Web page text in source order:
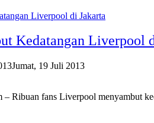
Kedatangan Liverpool
Jumat, 19 Juli 2013
Ribuan fans Liverpool menyambut